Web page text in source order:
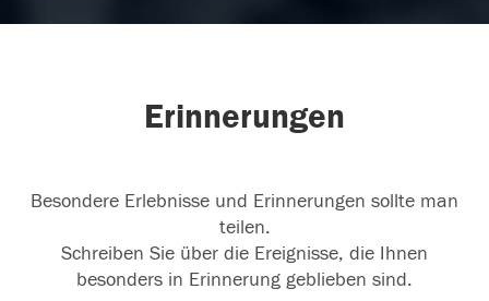
Erinnerungen
Besondere Erlebnisse und Erinnerungen sollte man
teilen.
Schreiben Sie über die Ereignisse, die Ihnen
besonders in Erinnerung geblieben sind.